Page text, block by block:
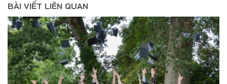
BÀI VIẾT LIÊN QUAN